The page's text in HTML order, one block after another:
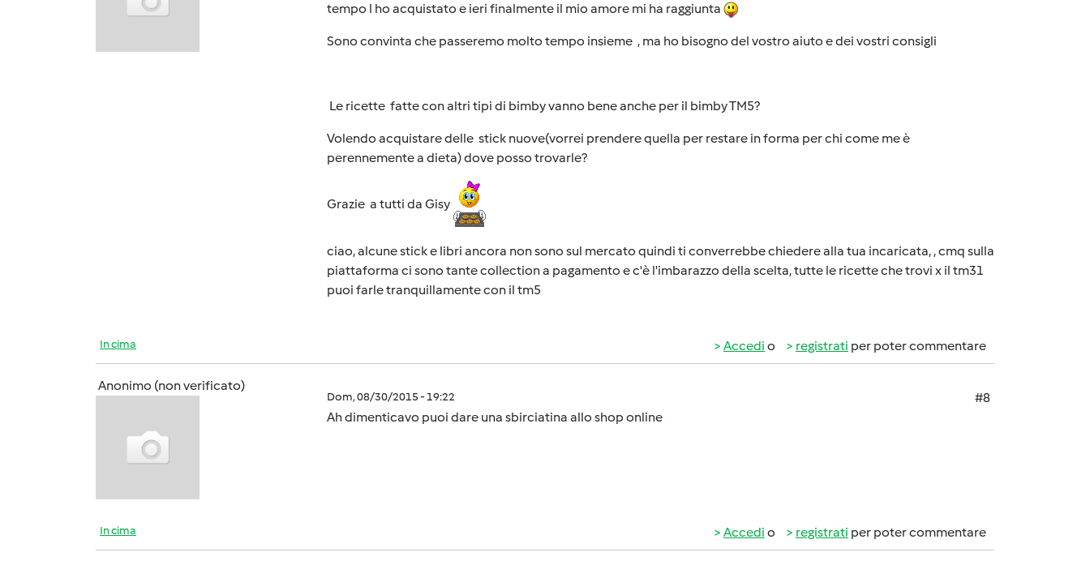
tempo l ho acquistato e ieri finalmente il mio amore mi ha raggiunta
Sono convinta che passeremo molto tempo insieme , ma ho bisogno del vostro aiuto e dei vostri consigli
Le ricette fatte con altri tipi di bimby vanno bene anche per il bimby TM5?
Volendo acquistare delle stick nuove(vorrei prendere quella per restare in forma per chi come me è
perennemente a dieta) dove posso trovarle?
Grazie a tutti da Gisy
ciao, alcune stick e libri ancora non sono sul mercato quindi ti converrebbe chiedere alla tua incaricata, , cmq sulla
piattaforma ci sono tante collection a pagamento e c'è l'imbarazzo della scelta, tutte le ricette che trovi x il tm31
puoi farle tranquillamente con il tm5
In cima Accedi o registrati per poter commentare
Anonimo (non verificato)
Dom, 08/30/2015 - 19:22
#8
Ah dimenticavo puoi dare una sbirciatina allo shop online
In cima Accedi o registrati per poter commentare